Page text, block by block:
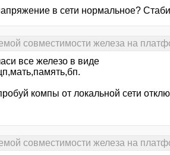
в сети нормальное?
совместимости железа на
все железо в виде
компы от локальной сети
совместимости железа на